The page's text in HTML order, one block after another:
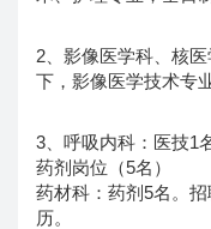
2、影像医学科、核
下，影像医学技术专
3、呼吸内科：医技1
药剂岗位（5名）
药材科：药剂5名。
历。